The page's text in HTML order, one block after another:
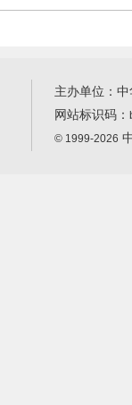
主办单位：
网站标识码：
© 1999-2026